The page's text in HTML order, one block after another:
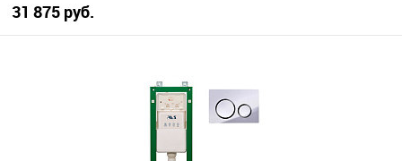
31 875 руб.
В наличии